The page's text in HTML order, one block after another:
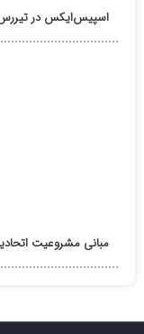
اسپیس‌ایکس در تیررس
مبانی مشروعیت